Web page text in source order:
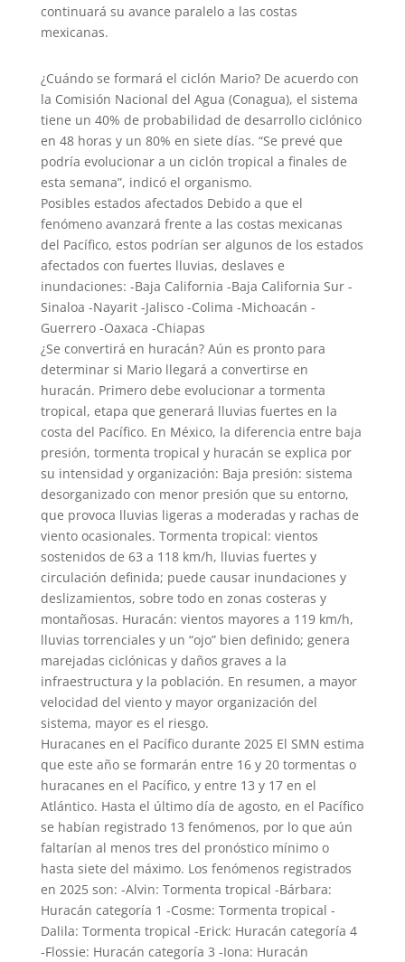
continuará su avance paralelo a las costas
mexicanas.
¿Cuándo se formará el ciclón Mario? De acuerdo con
la Comisión Nacional del Agua (Conagua), el sistema
tiene un 40% de probabilidad de desarrollo ciclónico
en 48 horas y un 80% en siete días. “Se prevé que
podría evolucionar a un ciclón tropical a finales de
esta semana”, indicó el organismo.
Posibles estados afectados Debido a que el
fenómeno avanzará frente a las costas mexicanas
del Pacífico, estos podrían ser algunos de los estados
afectados con fuertes lluvias, deslaves e
inundaciones: -Baja California -Baja California Sur -
Sinaloa -Nayarit -Jalisco -Colima -Michoacán -
Guerrero -Oaxaca -Chiapas
¿Se convertirá en huracán? Aún es pronto para
determinar si Mario llegará a convertirse en
huracán. Primero debe evolucionar a tormenta
tropical, etapa que generará lluvias fuertes en la
costa del Pacífico. En México, la diferencia entre baja
presión, tormenta tropical y huracán se explica por
su intensidad y organización: Baja presión: sistema
desorganizado con menor presión que su entorno,
que provoca lluvias ligeras a moderadas y rachas de
viento ocasionales. Tormenta tropical: vientos
sostenidos de 63 a 118 km/h, lluvias fuertes y
circulación definida; puede causar inundaciones y
deslizamientos, sobre todo en zonas costeras y
montañosas. Huracán: vientos mayores a 119 km/h,
lluvias torrenciales y un “ojo” bien definido; genera
marejadas ciclónicas y daños graves a la
infraestructura y la población. En resumen, a mayor
velocidad del viento y mayor organización del
sistema, mayor es el riesgo.
Huracanes en el Pacífico durante 2025 El SMN estima
que este año se formarán entre 16 y 20 tormentas o
huracanes en el Pacífico, y entre 13 y 17 en el
Atlántico. Hasta el último día de agosto, en el Pacífico
se habían registrado 13 fenómenos, por lo que aún
faltarían al menos tres del pronóstico mínimo o
hasta siete del máximo. Los fenómenos registrados
en 2025 son: -Alvin: Tormenta tropical -Bárbara:
Huracán categoría 1 -Cosme: Tormenta tropical -
Dalila: Tormenta tropical -Erick: Huracán categoría 4
-Flossie: Huracán categoría 3 -Iona: Huracán